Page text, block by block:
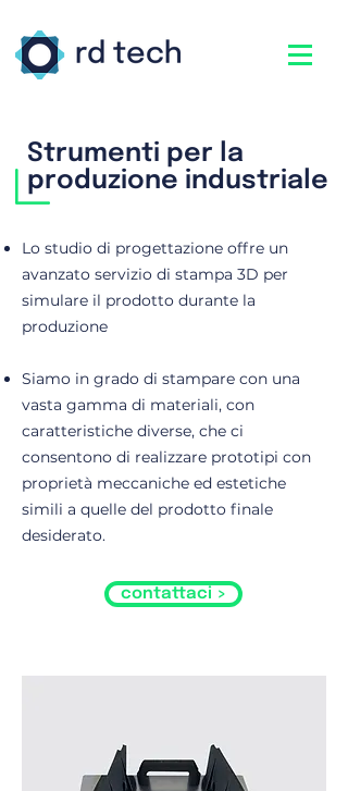
Strumenti per la
produzione industriale
Lo studio di progettazione offre un
avanzato servizio di stampa 3D per
simulare il prodotto durante la
produzione
Siamo in grado di stampare con una
vasta gamma di materiali, con
caratteristiche diverse, che ci
consentono di realizzare prototipi con
proprietà meccaniche ed estetiche
simili a quelle del prodotto finale
desiderato.
contattaci >